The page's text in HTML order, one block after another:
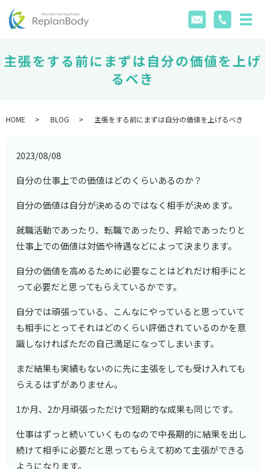
主張をする前にまずは自分の価値を上げ
るべき
HOME BLOG 主張をする前にまずは自分の価値を上げるべき
2023/08/08
自分の仕事上での価値はどのくらいあるのか？
自分の価値は自分が決めるのではなく相手が決めます。
就職活動であったり、転職であったり、昇給であったりと
仕事上での価値は対価や待遇などによって決まります。
自分の価値を高めるために必要なことはどれだけ相手にと
って必要だと思ってもらえているかです。
自分では頑張っている、こんなにやっていると思っていて
も相手にとってそれはどのくらい評価されているのかを意
識しなければただの自己満足になってしまいます。
まだ結果も実績もないのに先に主張をしても受け入れても
らえるはずがありません。
1か月、2か月頑張っただけで短期的な成果も同じです。
仕事はずっと続いていくものなので中長期的に結果を出し
続けて相手に必要だと思ってもらえて初めて主張ができる
ようになります。